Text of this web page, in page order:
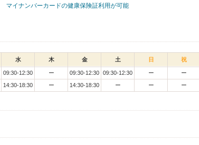
マイナンバーカードの健康保険証利用が可能
水 木 金 土 日 祝
09:30-12:30 ー 09:30-12:30 09:30-12:30 ー
ー
14:30-18:30 ー 14:30-18:30 ー ー ー